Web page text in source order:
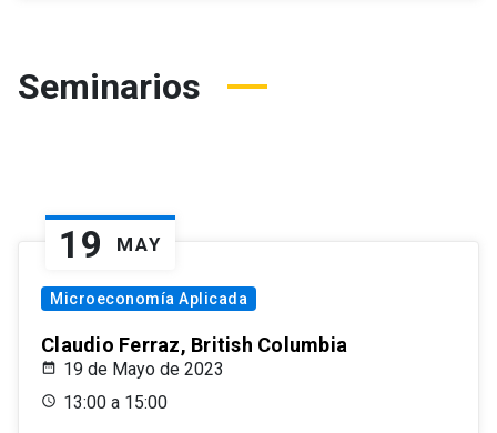
Seminarios
19 MAY
Microeconomía Aplicada
Claudio Ferraz, British Columbia
19 de Mayo de 2023
13:00 a 15:00